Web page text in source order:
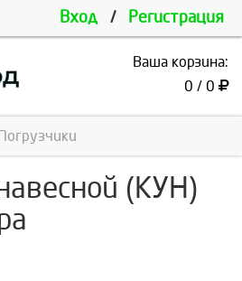
Вход / Регистрация
Ваша корзина:
0 / 0
(КУН)